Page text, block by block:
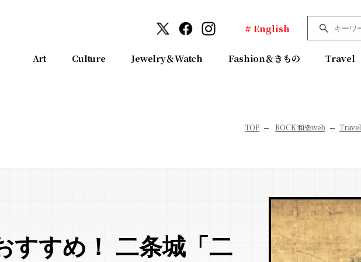
# English
Art Culture Jewelry＆Watch Fashion＆きもの Travel
TOP ROCK 和樂web Travel
すすめ！ 二条城「二